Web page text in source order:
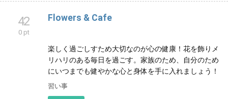
42
0 pt
Flowers & Cafe
楽しく過ごしすため大切なのが心の健康！花を飾りメ
リハリのある毎日を過ごす。家族のため、自分のため
にいつまでも健やかな心と身体を手に入れましょう！
習い事